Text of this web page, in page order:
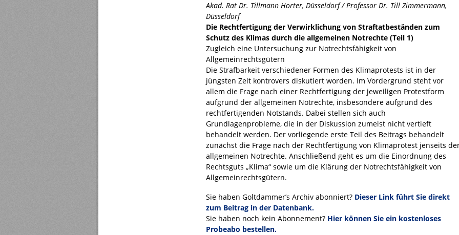
Akad. Rat Dr. Tillmann Horter, Düsseldorf / Professor Dr. Till Zimmermann,
Düsseldorf
Die Rechtfertigung der Verwirklichung von Straftatbeständen zum
Schutz des Klimas durch die allgemeinen Notrechte (Teil 1)
Zugleich eine Untersuchung zur Notrechtsfähigkeit von
Allgemeinrechtsgütern
Die Strafbarkeit verschiedener Formen des Klimaprotests ist in der
jüngsten Zeit kontrovers diskutiert worden. Im Vordergrund steht vor
allem die Frage nach einer Rechtfertigung der jeweiligen Protestform
aufgrund der allgemeinen Notrechte, insbesondere aufgrund des
rechtfertigenden Notstands. Dabei stellen sich auch
Grundlagenprobleme, die in der Diskussion zumeist nicht vertieft
behandelt werden. Der vorliegende erste Teil des Beitrags behandelt
zunächst die Frage nach der Rechtfertigung von Klimaprotest jenseits
allgemeinen Notrechte. Anschließend geht es um die Einordnung des
Rechtsguts „Klima“ sowie um die Klärung der Notrechtsfähigkeit von
Allgemeinrechtsgütern.
Sie haben Goltdammer’s Archiv abonniert? Dieser Link führt Sie direkt
zum Beitrag in der Datenbank.
Sie haben noch kein Abonnement? Hier können Sie ein kostenloses
Probeabo bestellen.